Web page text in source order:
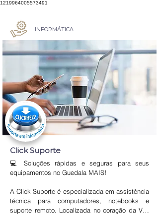
1219964005573491
INFORMÁTICA
Click Suporte
💻 Soluções rápidas e seguras para seus
equipamentos no Guedala MAIS!
A Click Suporte é especializada em assistência
técnica para computadores, notebooks e
suporte remoto. Localizada no coração da Vila